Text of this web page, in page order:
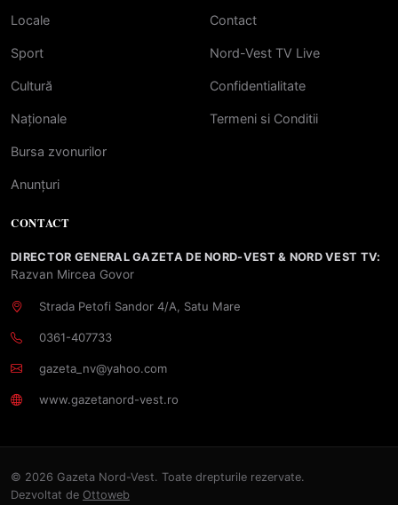
Locale
Sport
Cultură
Naționale
Bursa zvonurilor
Anunțuri
Contact
Nord-Vest TV Live
Confidentialitate
Termeni si Conditii
CONTACT
DIRECTOR GENERAL GAZETA DE NORD-VEST & NORD VEST TV:
Razvan Mircea Govor
Strada Petofi Sandor 4/A, Satu Mare
0361-407733
gazeta_nv@yahoo.com
www.gazetanord-vest.ro
© 2026 Gazeta Nord-Vest. Toate drepturile rezervate.
Dezvoltat de Ottoweb